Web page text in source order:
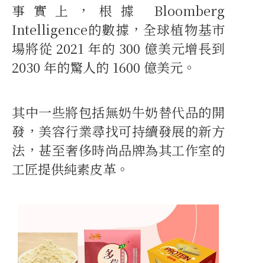
事實上，根據 Bloomberg
Intelligence的數據，全球植物基市
場將從 2021 年的 300 億美元增長到
2030 年的驚人的 1600 億美元。
其中一些將包括無奶牛奶替代品的開
發，美容行業尋找可持續發展的新方
法，甚至奢侈時尚品牌為其工作室的
工匠提供純素皮革。